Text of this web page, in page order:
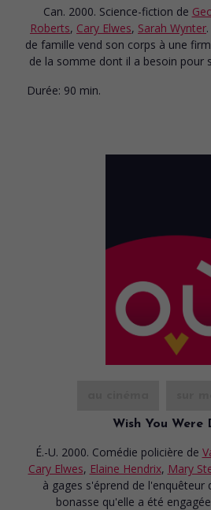
Can. 2000. Science-fiction de
Roberts, Cary Elwes, Sarah Wynter
de famille vend son corps à une
de la somme dont il a besoin pour
Durée: 90 min.
Wish You Were
É.-U. 2000. Comédie policière de
Cary Elwes, Elaine Hendrix, Mary
à gages s'éprend de l'enquêteur
bonasse qu'elle a été